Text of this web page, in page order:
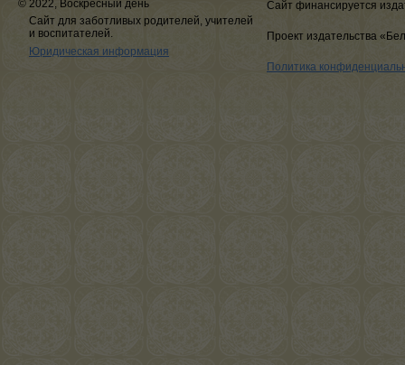
© 2022, Воскресный день
Сайт для заботливых родителей, учителей
и воспитателей.
Юридическая информация
Сайт финансируется
Проект издательства
Политика